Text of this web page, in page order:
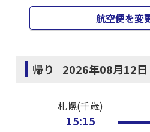
航空便を変
帰り 2026年08月12日
札幌(千歳)
15:15